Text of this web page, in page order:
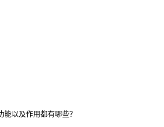
能以及作用都有哪些？